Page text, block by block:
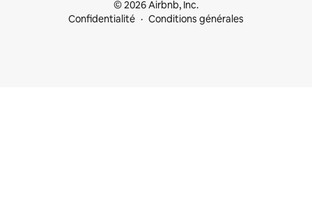
© 2026 Airbnb, Inc.
Confidentialité
Conditions générales